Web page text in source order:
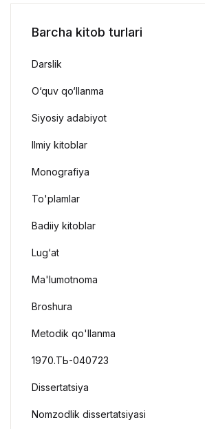
Barcha kitob turlari
Darslik
O‘quv qo‘llanma
Siyosiy adabiyot
Ilmiy kitoblar
Monografiya
To'plamlar
Badiiy kitoblar
Lug‘at
Ma'lumotnoma
Broshura
Metodik qo'llanma
1970.ТЬ-040723
Dissertatsiya
Nomzodlik dissertatsiyasi